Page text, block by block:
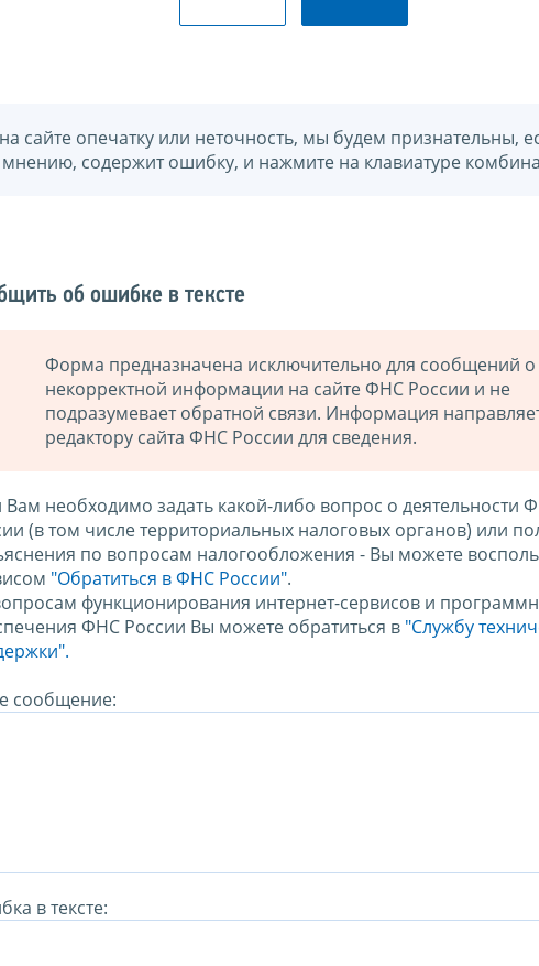
сайте опечатку или неточность, мы будем признательны,
мнению, содержит ошибку, и нажмите на клавиатуре
об ошибке в тексте
Форма предназначена исключительно для сообщений о
некорректной информации на сайте ФНС России и не
подразумевает обратной связи. Информация
редактору сайта ФНС России для сведения.
Вам необходимо задать какой-либо вопрос о деятельности
(в том числе территориальных налоговых органов) или
по вопросам налогообложения - Вы можете
"Обратиться в ФНС России".
функционирования интернет-сервисов и
ФНС России Вы можете обратиться в "Службу
сообщение:
в тексте: